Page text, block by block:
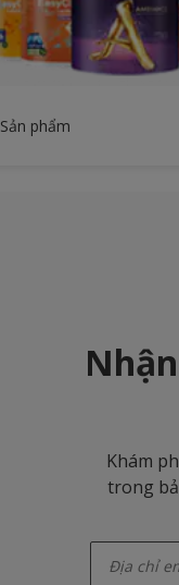
Sản phẩm
Khám
trong